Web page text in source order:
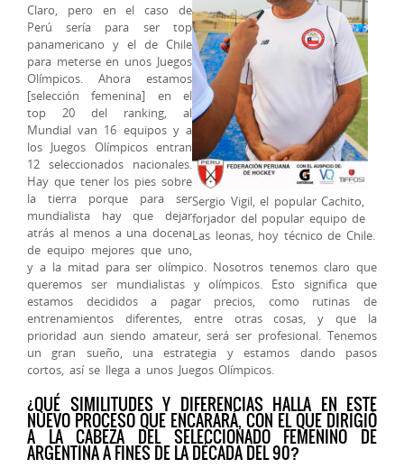
Sergio Vigil, el popular Cachito,
forjador del popular equipo de
Las leonas, hoy técnico de Chile.
Claro, pero en el caso de
Perú sería para ser top
panamericano y el de Chile
para meterse en unos Juegos
Olímpicos. Ahora estamos
[selección femenina] en el
top 20 del ranking, al
Mundial van 16 equipos y a
los Juegos Olímpicos entran
12 seleccionados nacionales.
Hay que tener los pies sobre
la tierra porque para ser
mundialista hay que dejar
atrás al menos a una docena
de equipo mejores que uno,
y a la mitad para ser olímpico. Nosotros tenemos claro que
queremos ser mundialistas y olímpicos. Esto significa que
estamos decididos a pagar precios, como rutinas de
entrenamientos diferentes, entre otras cosas, y que la
prioridad aun siendo amateur, será ser profesional. Tenemos
un gran sueño, una estrategia y estamos dando pasos
cortos, así se llega a unos Juegos Olímpicos.
¿QUÉ SIMILITUDES Y DIFERENCIAS HALLA EN ESTE
NUEVO PROCESO QUE ENCARARÁ, CON EL QUE DIRIGIÓ
A LA CABEZA DEL SELECCIONADO FEMENINO DE
ARGENTINA A FINES DE LA DÉCADA DEL 90?